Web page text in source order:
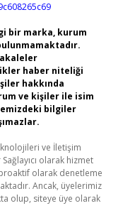
bir marka, kurum
haber niteliği
hakkında
ve kişiler ile isim
bilgiler
ve İletişim
olarak hizmet
olarak denetleme
Ancak, üyelerimiz
olup, siteye üye olarak